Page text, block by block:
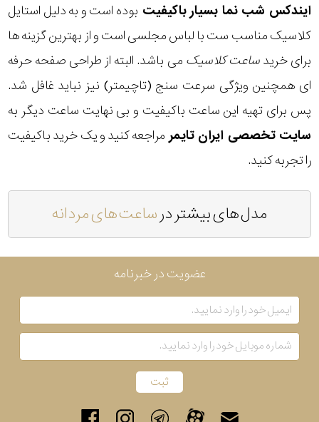
ایندکس شب نما بسیار باکیفیت بوده است و به دلیل استایل
کلاسیک مناسب ست با لباس مجلسی است و از بهترین گزینه ها
برای خریدساعت کلاسیک می باشد. البته از طراحی صفحه حرفه
ای همچنین ویژگی سرعت سنج (تاچیمتر) نیز نباید غافل شد.
پس برای تهیه این ساعت باکیفیت و بی نهایت ساعت دیگر به
سایت تخصصی ایران تایمر مراجعه کنید و یک خرید باکیفیت
را تجربه کنید.
مدل های بیشتر درساعت های مردانه
عضویت در خبرنامه